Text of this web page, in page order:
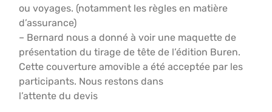
ou voyages. (notamment les règles en matière
d’assurance)
– Bernard nous a donné à voir une maquette de
présentation du tirage de tête de l’édition Buren.
Cette couverture amovible a été acceptée par les
participants. Nous restons dans
l’attente du devis